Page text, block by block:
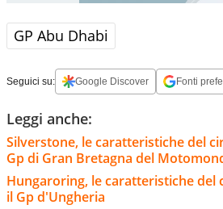
GP Abu Dhabi
Seguici su: Google Discover Fonti
Leggi anche:
Silverstone, le caratteristiche del
Gp di Gran Bretagna del
Hungaroring, le caratteristiche del
il Gp d'Ungheria